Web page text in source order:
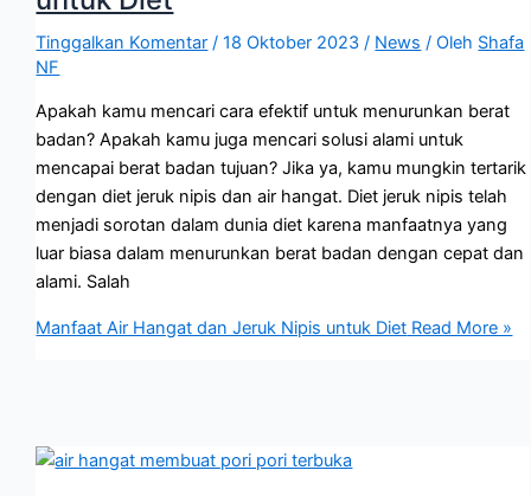
Tinggalkan Komentar /18 Oktober 2023/ News / Oleh Shafa
NF
Apakah kamu mencari cara efektif untuk menurunkan berat
badan? Apakah kamu juga mencari solusi alami untuk
mencapai berat badan tujuan? Jika ya, kamu mungkin tertarik
dengan diet jeruk nipis dan air hangat. Diet jeruk nipis telah
menjadi sorotan dalam dunia diet karena manfaatnya yang
luar biasa dalam menurunkan berat badan dengan cepat dan
alami. Salah
Manfaat Air Hangat dan Jeruk Nipis untuk Diet Read More »